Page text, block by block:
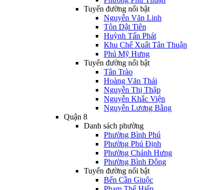
Tuyến đường nổi bật
Nguyễn Văn Linh
Tôn Dật Tiên
Huỳnh Tấn Phát
Khu Chế Xuất Tân Thuận
Phú Mỹ Hưng
Tuyến đường nổi bật
Tân Trào
Hoàng Văn Thái
Nguyễn Thị Thập
Nguyễn Khắc Viện
Nguyễn Lương Bằng
Quận 8
Danh sách phường
Phường Bình Phú
Phường Phú Định
Phường Chánh Hưng
Phường Bình Đông
Tuyến đường nổi bật
Bến Cần Giuộc